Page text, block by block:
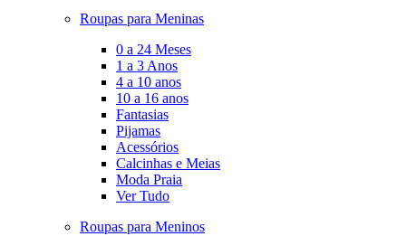
Roupas para Meninas
0 a 24 Meses
1 a 3 Anos
4 a 10 anos
10 a 16 anos
Fantasias
Pijamas
Acessórios
Calcinhas e Meias
Moda Praia
Ver Tudo
Roupas para Meninos